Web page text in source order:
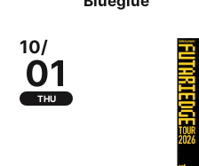
10/
01
THU